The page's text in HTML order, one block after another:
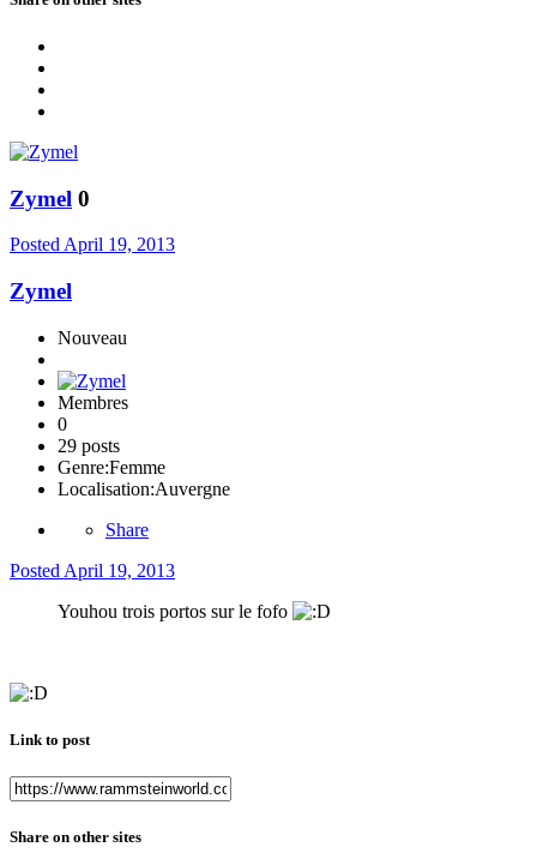
Zymel 0
PostedApril 19, 2013
Zymel
Nouveau
Membres
0
29 posts
Genre:Femme
Localisation:Auvergne
Share
Posted April 19, 2013
Youhou trois portos sur le fofo
Link to post
Share on other sites